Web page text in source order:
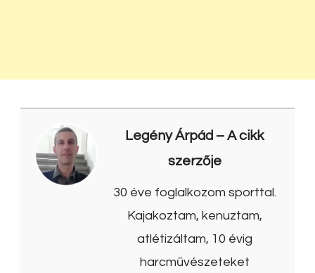
Legény Árpád – A cikk
szerzője
30 éve foglalkozom sporttal.
Kajakoztam, kenuztam,
atlétizáltam, 10 évig
harcművészeteket